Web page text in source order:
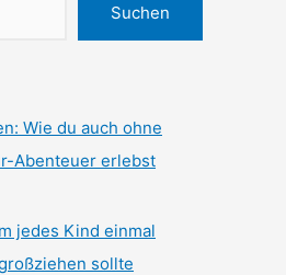
Suchen
Wie du auch ohne
Abenteuer erlebst
jedes Kind einmal
sollte